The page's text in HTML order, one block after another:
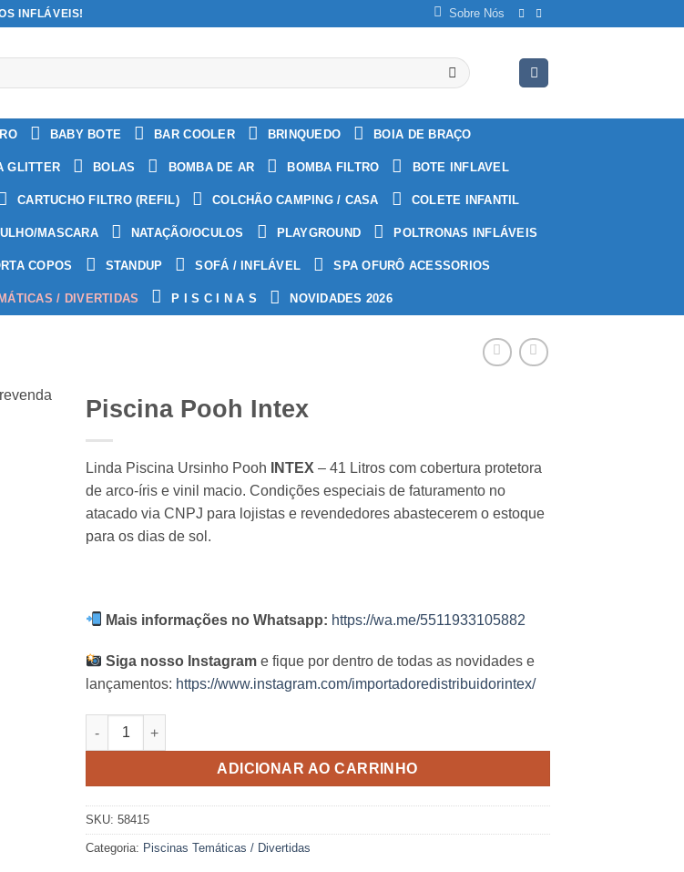
INFLÁVEIS! Sobre Nós
BABY BOTE BAR COOLER BRINQUEDO BOIA DE BRAÇO
GLITTER BOLAS BOMBA DE AR BOMBA FILTRO BOTE INFLAVEL
CARTUCHO FILTRO (REFIL) COLCHÃO CAMPING / CASA COLETE INFANTIL
MASCARA NATAÇÃO/OCULOS PLAYGROUND POLTRONAS INFLÁVEIS
COPOS STANDUP SOFÁ / INFLÁVEL SPA OFURÔ ACESSORIOS
/ DIVERTIDAS P I S C I N A S NOVIDADES 2026
Piscina Pooh Intex
Linda Piscina Ursinho Pooh INTEX – 41 Litros com cobertura protetora
de arco-íris e vinil macio. Condições especiais de faturamento no
atacado via CNPJ para lojistas e revendedores abastecerem o estoque
para os dias de sol.
Mais informações no Whatsapp: https://wa.me/5511933105882
Siga nosso Instagram e fique por dentro de todas as novidades e
lançamentos: https://www.instagram.com/importadoredistribuidorintex/
Piscina Pooh Intex quantidade
ADICIONAR AO CARRINHO
SKU: 58415
Categoria: Piscinas Temáticas / Divertidas